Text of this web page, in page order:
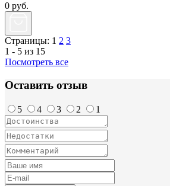
0 руб.
Страницы: 1 2 3
1 - 5 из 15
Посмотреть все
Оставить отзыв
5 4 3 2 1